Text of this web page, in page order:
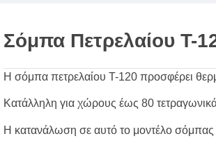
Σόμπα Πετρελαίου T-
Η σόμπα πετρελαίου T-120 προσφέρει
Κατάλληλη για χώρους έως 80
Η κατανάλωση σε αυτό το μοντέλο